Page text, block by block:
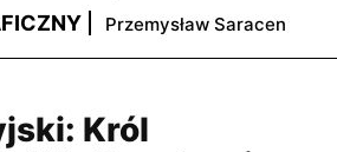
Przemysław Saracen
Król